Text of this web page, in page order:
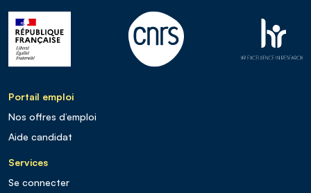
Portail emploi
Nos offres d’emploi
Aide candidat
Services
Se connecter